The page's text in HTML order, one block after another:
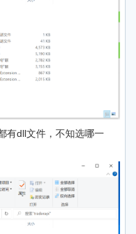
有dll文件，不知选哪一